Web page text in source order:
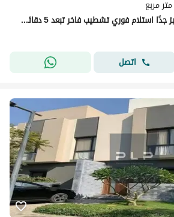
فيلا توين كورنربموقع مميز جدًا استلام فوري تشطيب فاخر تبعد 5 دقائق عن نادي هليوبوليس في الشروق 1
اتصل